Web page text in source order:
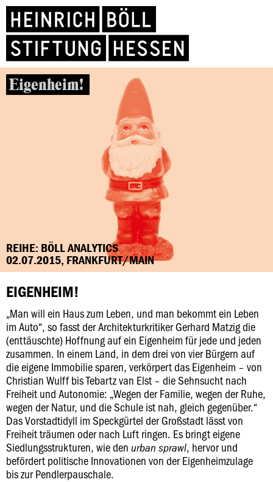
Eigenheim!
REIHE: BÖLL ANALYTICS
02.07.2015, FRANKFURT/MAIN
EIGENHEIM!
„Man will ein Haus zum Leben, und man bekommt ein Leben
im Auto“, so fasst der Architekturkritiker Gerhard Matzig die
(enttäuschte) Hoffnung auf ein Eigenheim für jede und jeden
zusammen. In einem Land, in dem drei von vier Bürgern auf
die eigene Immobilie sparen, verkörpert das Eigenheim – von
Christian Wulff bis Tebartz van Elst – die Sehnsucht nach
Freiheit und Autonomie: „Wegen der Familie, wegen der Ruhe,
wegen der Natur, und die Schule ist nah, gleich gegenüber.“
Das Vorstadtidyll im Speckgürtel der Großstadt lässt von
Freiheit träumen oder nach Luft ringen. Es bringt eigene
Siedlungsstrukturen, wie den urban sprawl, hervor und
befördert politische Innovationen von der Eigenheimzulage
bis zur Pendlerpauschale.